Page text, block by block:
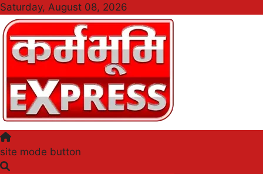
Skip
to
content
Saturday, August 08, 2026
Karmabhumi Express
site mode button